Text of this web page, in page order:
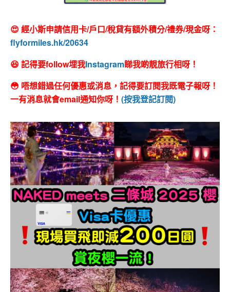
😍 經小斯申請信用卡/戶口/稅貸有額外積分/禮券/現金呀：
flyformiles.hk/20634
😆 記得要follow埋我Instagram睇我啲靚旅行相呀！
😳 唔想錯過任何優惠或消息，記得要訂閱我既電子報呀！
一有消息就會email通知你呀！ (按我登記訂閱)